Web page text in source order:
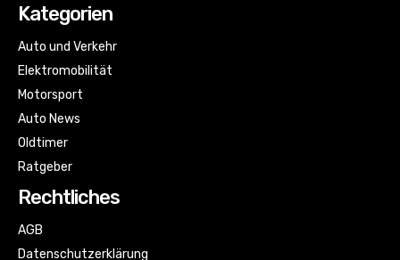
Kategorien
Auto und Verkehr
Elektromobilität
Motorsport
Auto News
Oldtimer
Ratgeber
Rechtliches
AGB
Datenschutzerklärung